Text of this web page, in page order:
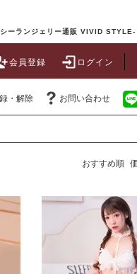
ーランジェリー通販 VIVID STYLE-
会員登録 ログイン
・解除 お問い合わせ
おすすめ順